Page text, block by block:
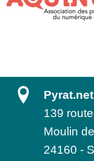
Pyrat.net
139
Moulin
24160 -